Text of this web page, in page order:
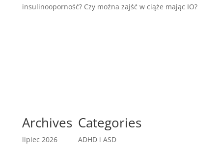
insulinooporność? Czy można zajść w ciąże mając IO?
Archives
lipiec 2026
Categories
ADHD i ASD